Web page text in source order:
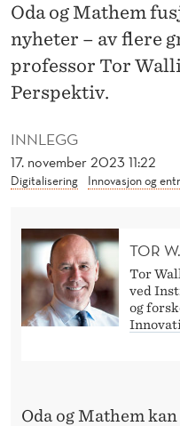
S
A
N
TINNLEGG
17. november 2023 11:22
Digitalisering Innovasjon og
Oda og Mathem
nyheter – av flere
professor Tor
Perspektiv.
TOR
Tor
ved
og
Oda og Mathem